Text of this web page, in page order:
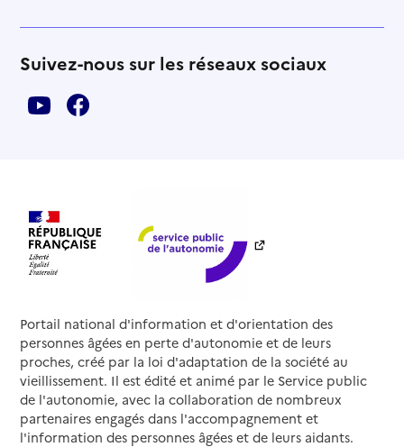
Suivez-nous sur les réseaux sociaux
Portail national d'information et d'orientation des
personnes âgées en perte d'autonomie et de leurs
proches, créé par la loi d'adaptation de la société au
vieillissement. Il est édité et animé par le Service public
de l'autonomie, avec la collaboration de nombreux
partenaires engagés dans l'accompagnement et
l'information des personnes âgées et de leurs aidants.